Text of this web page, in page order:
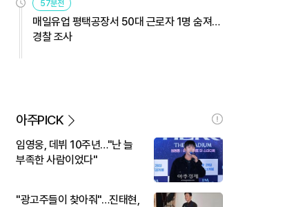
57분전
매일유업 평택공장서 50대 근로자 1명 숨져…
경찰 조사
아주PICK
임영웅, 데뷔 10주년…"난 늘
부족한 사람이었다"
"광고주들이 찾아줘"…진태현,